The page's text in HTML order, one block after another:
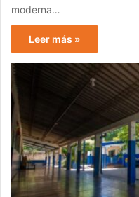
moderna…
Leer más »